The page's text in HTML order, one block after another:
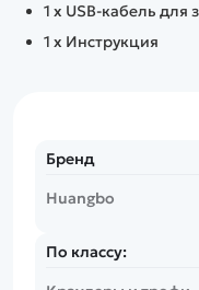
1 x USB-кабель для
1 x Инструкция
Бренд
Huangbo
По классу: